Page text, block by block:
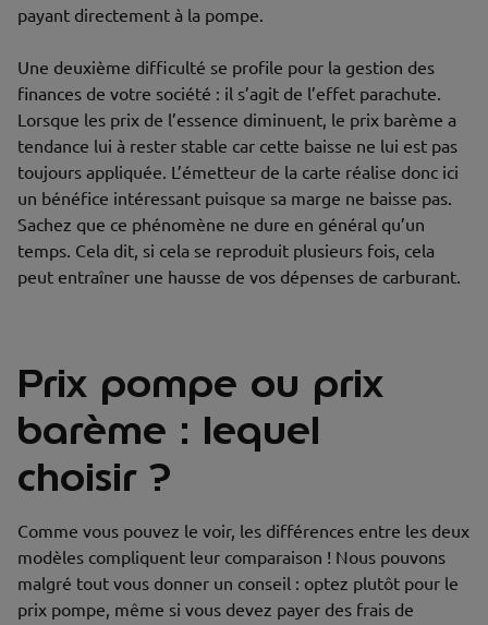
payant directement à la pompe.
Une deuxième difficulté se profile pour la gestion des
finances de votre société : il s’agit de l’effet parachute.
Lorsque les prix de l’essence diminuent, le prix barème a
tendance lui à rester stable car cette baisse ne lui est pas
toujours appliquée. L’émetteur de la carte réalise donc ici
un bénéfice intéressant puisque sa marge ne baisse pas.
Sachez que ce phénomène ne dure en général qu’un
temps. Cela dit, si cela se reproduit plusieurs fois, cela
peut entraîner une hausse de vos dépenses de carburant.
Prix pompe ou prix
barème : lequel
choisir ?
Comme vous pouvez le voir, les différences entre les deux
modèles compliquent leur comparaison ! Nous pouvons
malgré tout vous donner un conseil : optez plutôt pour le
prix pompe, même si vous devez payer des frais de